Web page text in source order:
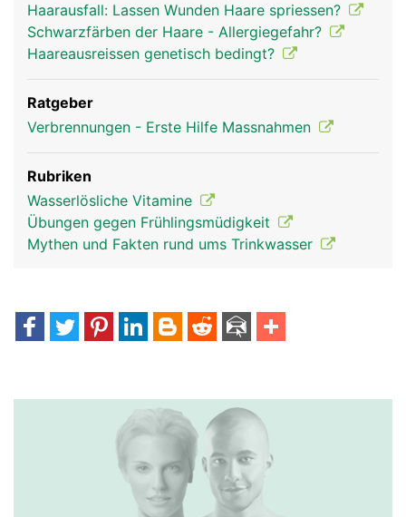
Haarausfall: Lassen Wunden Haare spriessen?
Schwarzfärben der Haare - Allergiegefahr?
Haareausreissen genetisch bedingt?
Ratgeber
Verbrennungen - Erste Hilfe Massnahmen
Rubriken
Wasserlösliche Vitamine
Übungen gegen Frühlingsmüdigkeit
Mythen und Fakten rund ums Trinkwasser